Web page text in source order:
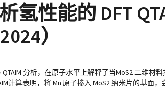
氢性能的 DFT
）
分析，在原子水平上解释了当MoS2 二维材
计算表明，将 Mn 原子掺入 MoS2 纳米片的基面